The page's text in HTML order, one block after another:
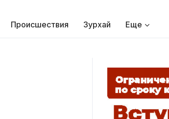
Происшествия Зурхай Еще